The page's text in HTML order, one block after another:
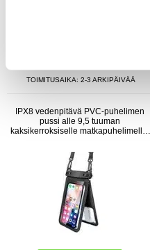
TOIMITUSAIKA: 2-3 ARKIPÄIVÄÄ
IPX8 vedenpitävä PVC-puhelimen
pussi alle 9,5 tuuman
kaksikerroksiselle matkapuhelimelle,
musta